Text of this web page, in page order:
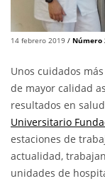
14 febrero 2019 / Número
Unos cuidados
de mayor calidad
resultados en
Universitario
estaciones de
actualidad,
unidades de